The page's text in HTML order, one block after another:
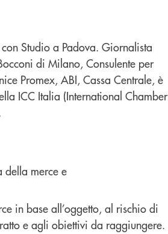
Studio a Padova. Giornalista
di Milano, Consulente per
Promex, ABI, Cassa Centrale, è
ICC Italia (International Chamber
della merce e
in base all’oggetto, al rischio di
e agli obiettivi da raggiungere.